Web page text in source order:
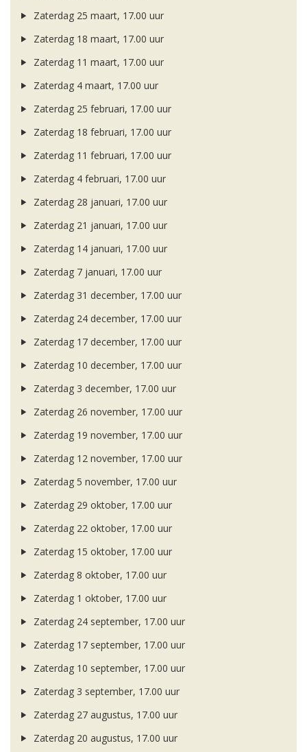
Zaterdag 25 maart, 17.00 uur
Zaterdag 18 maart, 17.00 uur
Zaterdag 11 maart, 17.00 uur
Zaterdag 4 maart, 17.00 uur
Zaterdag 25 februari, 17.00 uur
Zaterdag 18 februari, 17.00 uur
Zaterdag 11 februari, 17.00 uur
Zaterdag 4 februari, 17.00 uur
Zaterdag 28 januari, 17.00 uur
Zaterdag 21 januari, 17.00 uur
Zaterdag 14 januari, 17.00 uur
Zaterdag 7 januari, 17.00 uur
Zaterdag 31 december, 17.00 uur
Zaterdag 24 december, 17.00 uur
Zaterdag 17 december, 17.00 uur
Zaterdag 10 december, 17.00 uur
Zaterdag 3 december, 17.00 uur
Zaterdag 26 november, 17.00 uur
Zaterdag 19 november, 17.00 uur
Zaterdag 12 november, 17.00 uur
Zaterdag 5 november, 17.00 uur
Zaterdag 29 oktober, 17.00 uur
Zaterdag 22 oktober, 17.00 uur
Zaterdag 15 oktober, 17.00 uur
Zaterdag 8 oktober, 17.00 uur
Zaterdag 1 oktober, 17.00 uur
Zaterdag 24 september, 17.00 uur
Zaterdag 17 september, 17.00 uur
Zaterdag 10 september, 17.00 uur
Zaterdag 3 september, 17.00 uur
Zaterdag 27 augustus, 17.00 uur
Zaterdag 20 augustus, 17.00 uur